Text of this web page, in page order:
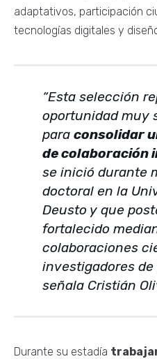
adaptativos, participación
tecnologías digitales y
“Esta selección
oportunidad muy
para consolidar
de colaboración
se inició durante
doctoral en la
Deusto y que
fortalecido
colaboraciones
investigadores
señala Cristián
Durante su estadía